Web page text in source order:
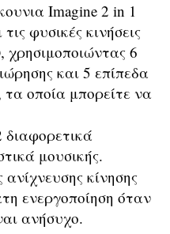
Imagine 2 in 1
φυσικές κινήσεις
χρησιμοποιώντας 6
και 5 επίπεδα
οποία μπορείτε να
διαφορετικά
μουσικής.
κίνησης
ενεργοποίηση όταν
ανήσυχο.